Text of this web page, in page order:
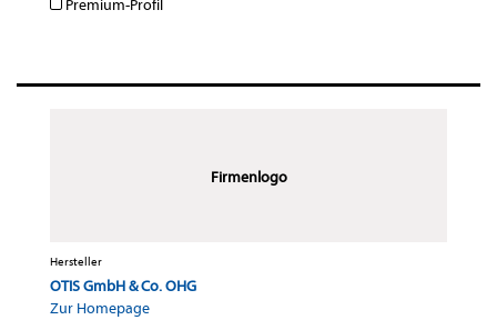
Premium-Profil
Firmenlogo
Hersteller
OTIS GmbH & Co. OHG
Zur Homepage